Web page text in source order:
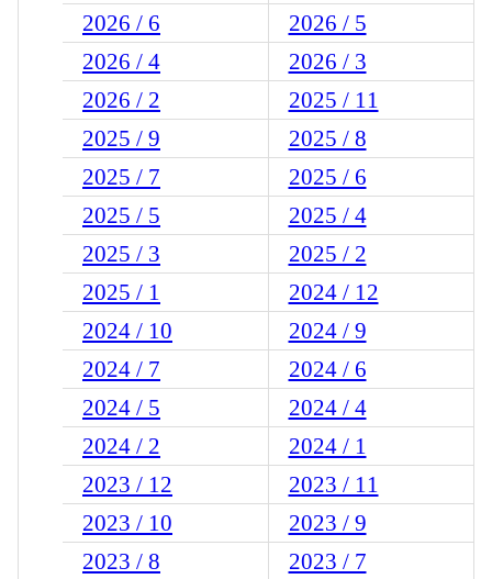
2026 / 6
2026 / 5
2026 / 4
2026 / 3
2026 / 2
2025 / 11
2025 / 9
2025 / 8
2025 / 7
2025 / 6
2025 / 5
2025 / 4
2025 / 3
2025 / 2
2025 / 1
2024 / 12
2024 / 10
2024 / 9
2024 / 7
2024 / 6
2024 / 5
2024 / 4
2024 / 2
2024 / 1
2023 / 12
2023 / 11
2023 / 10
2023 / 9
2023 / 8
2023 / 7